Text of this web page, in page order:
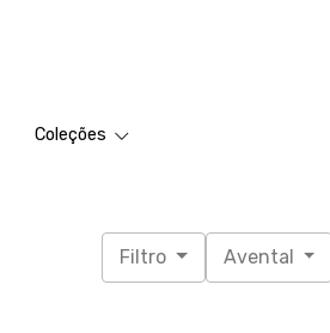
Coleções
Filtro Avental